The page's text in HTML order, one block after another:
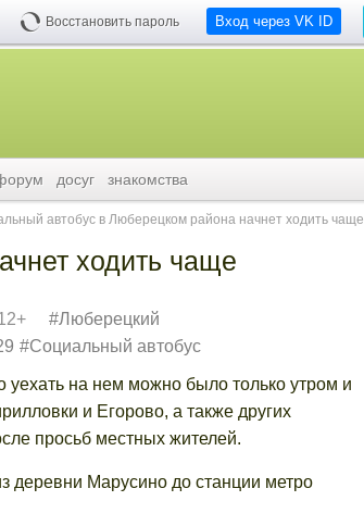
Вход через VK ID
Восстановить пароль
досуг знакомства
автобус в Люберецком района начнет ходить чаще
ходить чаще
Люберецкий
Социальный автобус
уехать на нем можно было только утром и
и Егорово, a также других
просьб местных жителей.
деревни Марусино до станции метро